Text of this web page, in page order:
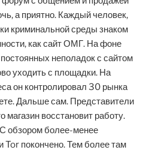
а приятно. Каждый человек,
криминальной среды знаком
как сайт ОМГ. На фоне
неполадок с сайтом
уходить с площадки. На
он контролировал 30 рынка
Дальше сам. Представители
магазин восстановит работу.
обзором более-менее
Tor покончено. Тем более там